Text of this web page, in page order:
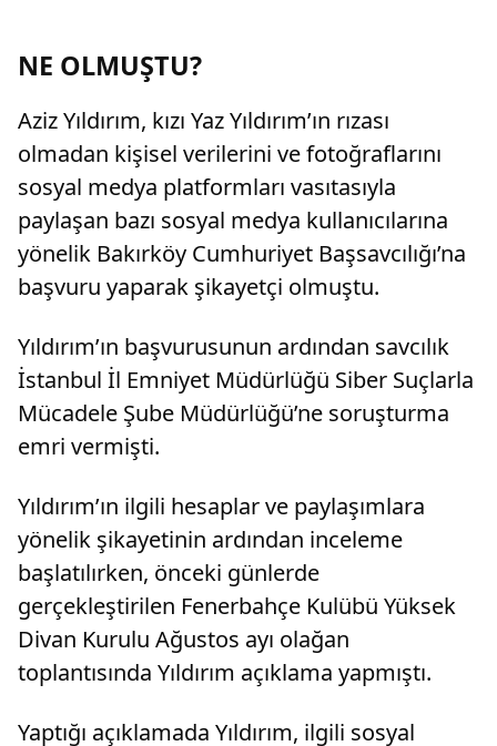
NE OLMUŞTU?
Aziz Yıldırım, kızı Yaz Yıldırım’ın rızası
olmadan kişisel verilerini ve fotoğraflarını
sosyal medya platformları vasıtasıyla
paylaşan bazı sosyal medya kullanıcılarına
yönelik Bakırköy Cumhuriyet Başsavcılığı’na
başvuru yaparak şikayetçi olmuştu.
Yıldırım’ın başvurusunun ardından savcılık
İstanbul İl Emniyet Müdürlüğü Siber Suçlarla
Mücadele Şube Müdürlüğü’ne soruşturma
emri vermişti.
Yıldırım’ın ilgili hesaplar ve paylaşımlara
yönelik şikayetinin ardından inceleme
başlatılırken, önceki günlerde
gerçekleştirilen Fenerbahçe Kulübü Yüksek
Divan Kurulu Ağustos ayı olağan
toplantısında Yıldırım açıklama yapmıştı.
Yaptığı açıklamada Yıldırım, ilgili sosyal